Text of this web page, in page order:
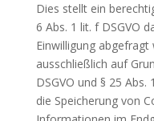
Dies stellt ein
6 Abs. 1 lit. f DSGVO
Einwilligung
ausschließlich auf
DSGVO und § 25
die Speicherung von